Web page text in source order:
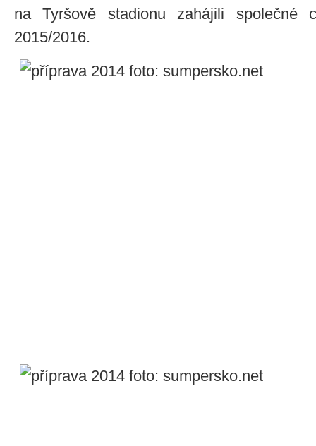
na Tyršově stadionu zahájili společné
2015/2016.